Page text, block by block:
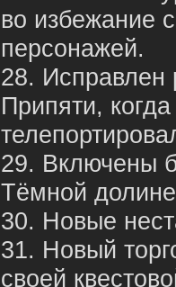
во избежание
персонажей.
28. Исправлен
Припяти,
29. Включены
Тёмной
30. Новые
31. Новый
своей